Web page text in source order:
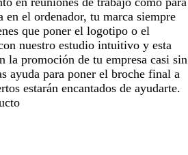
en el ordenador, tu marca siempre
que poner el logotipo o el
nuestro estudio intuitivo y esta
la promoción de tu empresa casi sin
ayuda para poner el broche final a
estarán encantados de ayudarte.